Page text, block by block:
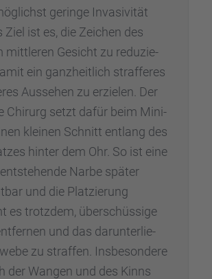
geringe Invasi­vi­tät
Ziel ist es, die Zeichen des
mittle­ren Gesicht zu reduzie­
ein ganzheit­lich straf­fe­res
Ausse­hen zu erzie­len. Der
Chirurg setzt dafür beim Mini-
kleinen Schnitt entlang des
hinter dem Ohr. So ist eine
Narbe später
und die Platzie­rung
es trotz­dem, überschüs­sige
und das darun­ter­lie­
zu straf­fen. Insbe­son­dere
der Wangen und des Kinns